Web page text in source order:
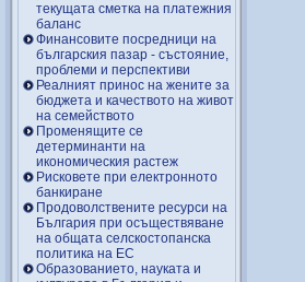
текущата сметка на платежния
баланс
Финансовите посредници на
българския пазар - състояние,
проблеми и перспективи
Реалният принос на жените за
бюджета и качеството на живот
на семейството
Променящите се
детерминанти на
икономическия растеж
Рисковете при електронното
банкиране
Продоволствените ресурси на
България при осъществяване
на общата селскостопанска
политика на ЕС
Образованието, науката и